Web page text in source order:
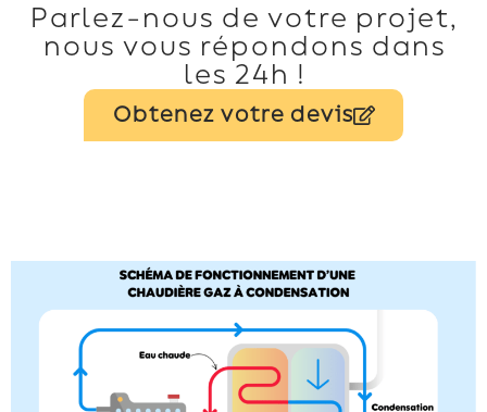
Parlez-nous de votre projet,
nous vous répondons dans
les 24h !
Obtenez votre devis